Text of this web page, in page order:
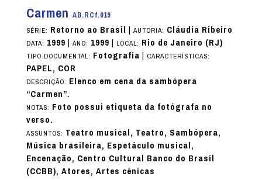
Carmen AB.RCf.019
SÉRIE: Retorno ao Brasil | AUTORIA: Cláudia Ribeiro
DATA: 1999| ANO: 1999| LOCAL: Rio de Janeiro (RJ)
TIPO DOCUMENTAL: Fotografia| CARACTERÍSTICAS:
PAPEL, COR
DESCRIÇÃO: Elenco em cena da sambópera
“Carmen”.
NOTAS: Foto possui etiqueta da fotógrafa no
verso.
ASSUNTOS: Teatro musical, Teatro, Sambópera,
Música brasileira, Espetáculo musical,
Encenação, Centro Cultural Banco do Brasil
(CCBB), Atores, Artes cênicas